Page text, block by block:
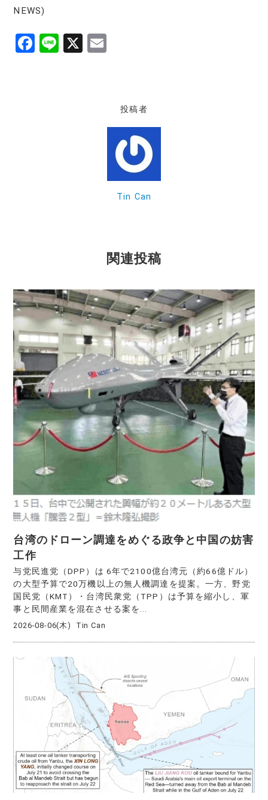
NEWS)
F
Li X
投稿者
Tin Can
関連投稿
台湾のドローン調達をめぐる政争と中国の妨害
工作
与党民進党（DPP）は 6年で2100億台湾元（約66億ドル）
の大型予算で20万機以上の無人機調達を提案。一方、野党
国民党（KMT）・台湾民衆党（TPP）は予算を縮小し、軍
事と民間産業を混在させる案を...
2026-08-06(木) Tin Can